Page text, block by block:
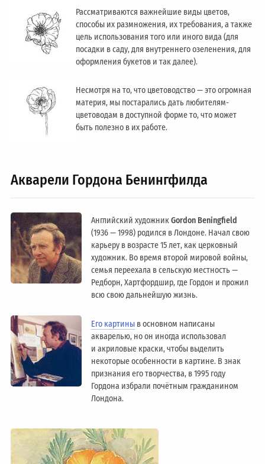
Рассматриваются важнейшие виды цветов,
способы их размножения, их требования, а также
цель использования того или иного вида (для
посадки в саду, для внутреннего озеленения, для
оформления букетов и так далее).
Несмотря на то, что цветоводство — это огромная
материя, мы постарались дать любителям-
цветоводам в доступной форме то, что может
быть полезно в их работе.
Акварели Гордона Бенингфилда
Английский художникGordon Beningfield
(1936 — 1998) родился в Лондоне. Начал свою
карьеру в возрасте 15 лет, как церковный
художник. Во время второй мировой войны,
семья переехала в сельскую местность —
Редборн, Хартфордшир, где Гордон и прожил
всю свою дальнейшую жизнь.
Его картины в основном написаны
акварелью, но он иногда использовал
и акриловые краски, чтобы выделить
некоторые особенности в картине. В знак
признания его творчества, в 1995 году
Гордона избрали почётным гражданином
Лондонa.